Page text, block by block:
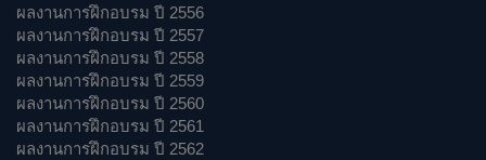
ผลงานการฝึกอบรม ปี 2556
ผลงานการฝึกอบรม ปี 2557
ผลงานการฝึกอบรม ปี 2558
ผลงานการฝึกอบรม ปี 2559
ผลงานการฝึกอบรม ปี 2560
ผลงานการฝึกอบรม ปี 2561
ผลงานการฝึกอบรม ปี 2562